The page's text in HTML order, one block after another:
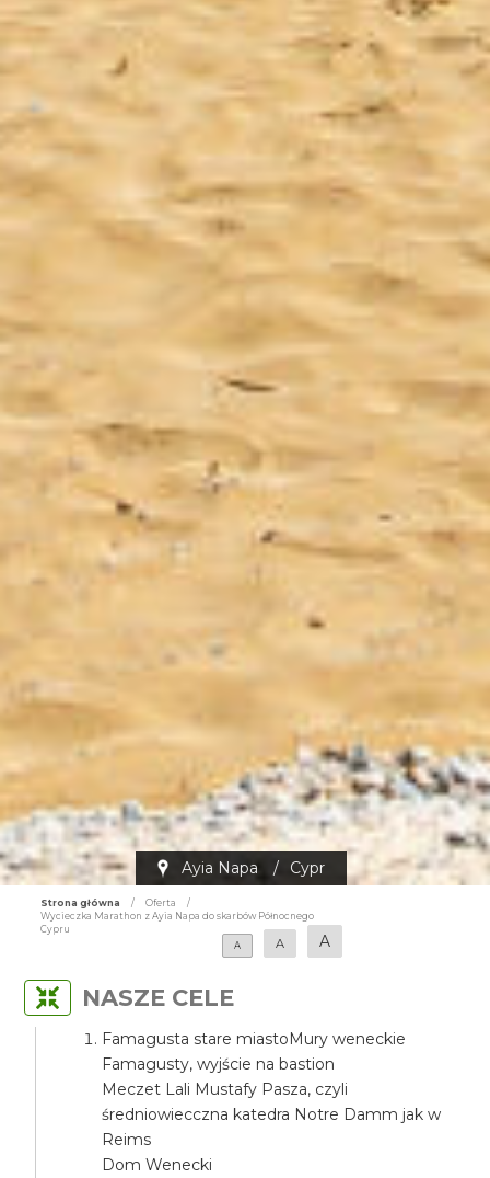
Ayia Napa / Cypr
Strona główna / Oferta
/
Wycieczka Marathon z Ayia Napa do skarbów Północnego
Cypru
A
A A
NASZE CELE
Famagusta stare miastoMury weneckie
Famagusty, wyjście na bastion
Meczet Lali Mustafy Pasza, czyli
średniowiecczna katedra Notre Damm jak w
Reims
Dom Wenecki